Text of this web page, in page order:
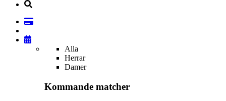
Alla
Herrar
Damer
Kommande matcher